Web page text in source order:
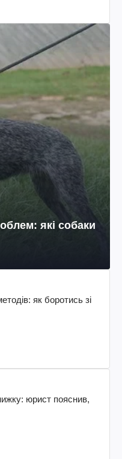
які собаки
як боротись зі
юрист пояснив,